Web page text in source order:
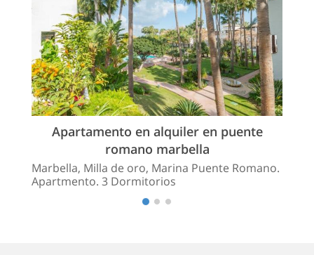
Apartamento en alquiler en puente
romano marbella
Marbella, Milla de oro, Marina Puente Romano.
Apartmento. 3 Dormitorios